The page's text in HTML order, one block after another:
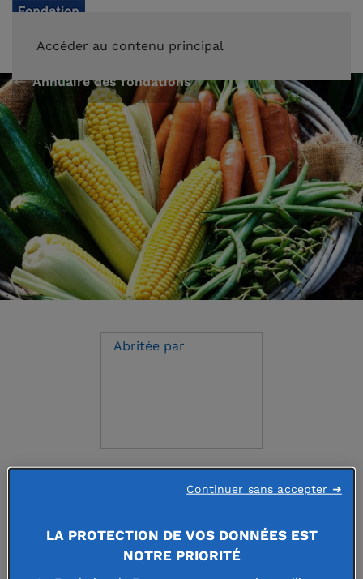
Accéder au contenu principal
Annuaire des fondations
Abritée par
Fondation Picard
MOULINEAUX CEDEX - FRANCE
https://www.picard.fr/la-fondation-picard.html
LA PROTECTION DE VOS DONNÉES EST
NOTRE PRIORITÉ
Continuer sans accepter ➜